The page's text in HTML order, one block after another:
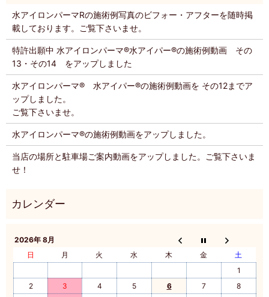
水アイロンパーマRの施術例写真のビフォー・アフターを随時掲
載しております。ご覧下さいませ。
特許出願中 水アイロンパーマ®️水アイパー®️の施術例動画 その
13・その14 をアップしました
水アイロンパーマ®️ 水アイパー®️の施術例動画を その12までア
ップしました。
ご覧下さいませ。
水アイロンパーマ®️の施術例動画をアップしました。
当店の場所と駐車場ご案内動画をアップしました。ご覧下さいま
せ！
2026年 8月
日
月 火 水 木 金
土
1
2
3 4 5 6 7
8